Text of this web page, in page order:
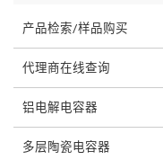
产品检索/样品购买
代理商在线查询
铝电解电容器
多层陶瓷电容器